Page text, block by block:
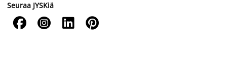
Seuraa JYSKiä
   